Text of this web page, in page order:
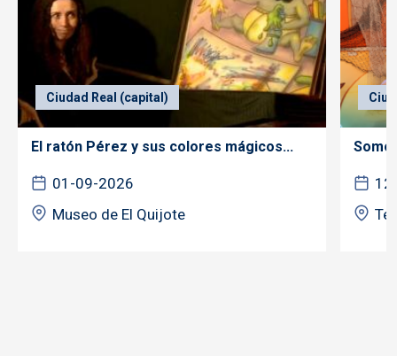
Ciudad Real (capital)
El ratón Pérez y sus colores mágicos...
01-09-2026
Museo de El Quijote